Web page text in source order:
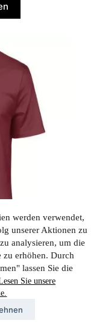
werden verwendet,
unserer Aktionen zu
analysieren, um die
zu erhöhen. Durch
lassen Sie die
Sie unsere
Premium